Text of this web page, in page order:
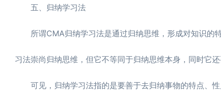
五、归纳学习法
所谓CMA归纳学习法是通过归纳思维，形成对知识的
习法崇尚归纳思维，但它不等同于归纳思维本身，同时它
可见，归纳学习法指的是要善于去归纳事物的特点、性